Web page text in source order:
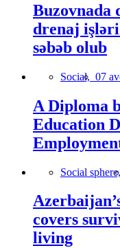
Buzovnada
drenaj
səbəb olub
Social, 07
A Diploma
Education
Social sphere,
covers
living